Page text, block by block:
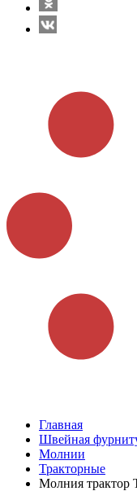
Главная
Швейная
Молнии
Тракторные
Молния трактор